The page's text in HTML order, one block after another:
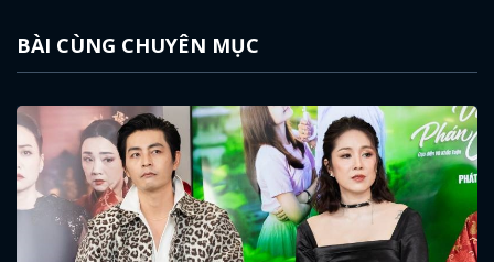
BÀI CÙNG CHUYÊN MỤC